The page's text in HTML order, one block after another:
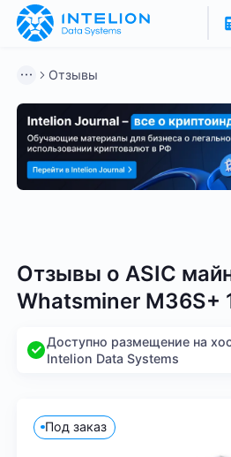
Отзывы
Отзывы о ASIC
Whatsminer M36S+
Доступно размещение на
Intelion Data Systems
Под заказ